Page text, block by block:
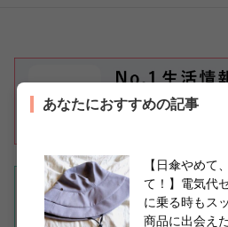
あなたにおすすめの記事
【日傘やめて
て！】電気代
に乗る時もス
商品に出会え